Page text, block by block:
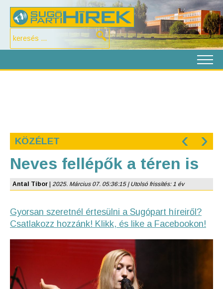
KÖZÉLET ‹ ›
Neves fellépők a téren is
Antal Tibor 2025. Március 07. 05:36:15 | Utolsó frissítés: 1 év
Gyorsan szeretnél értesülni a Sugópart híreiről?
Csatlakozz hozzánk! Klikk, és like a Facebookon!